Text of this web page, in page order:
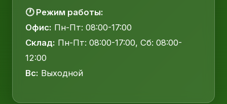
🕐 Режим работы:
Офис: Пн-Пт: 08:00-17:00
Склад: Пн-Пт: 08:00-17:00, Сб: 08:00-
12:00
Вс: Выходной